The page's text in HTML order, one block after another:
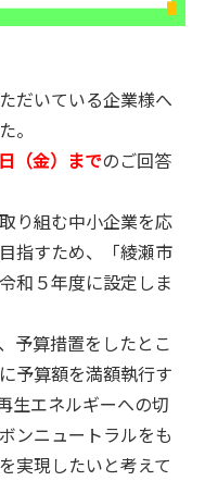
だいている企業様へ
。
（金）までのご回答
り組む中小企業を応
指すため、「綾瀬市
和５年度に設定しま
予算措置をしたとこ
予算額を満額執行す
生エネルギーへの切
ンニュートラルをも
実現したいと考えて